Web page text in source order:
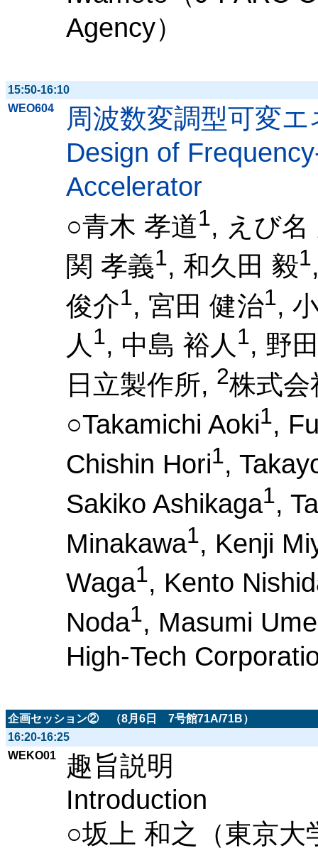
Agency）
15:50-16:10
WEO604
周波数変調型可変
Design of
Accelerator
○青木 孝道1, えび名
関 孝義1, 和久田 毅1
俊介1, 宮田 健治1,
人 1, 中島 裕人 1, 野
日立製作所, 2株式
○Takamichi Aoki1,
Chishin Hori1,
Sakiko Ashikaga1,
Minakawa1, Kenji
Waga1, Kento
Noda1, Masumi
High-Tech
企画セッション② （8月6日 7号館71A/71B）
16:20-16:25
WEKO01
趣旨説明
Introduction
○坂上 和之（東京大